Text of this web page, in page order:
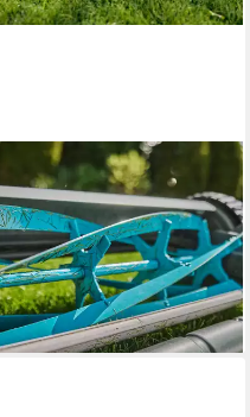
GARDENA
Spindelmäher Comfort 330,
33 cm Schnittbreite
ab 104,94 €
lieferbar - in 2-3 Werktagen bei dir